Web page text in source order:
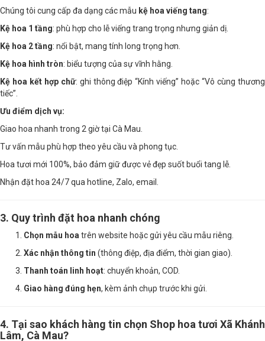
Chúng tôi cung cấp đa dạng các mẫu kệ hoa viếng tang:
Kệ hoa 1 tầng: phù hợp cho lễ viếng trang trọng nhưng giản dị.
Kệ hoa 2 tầng: nổi bật, mang tính long trọng hơn.
Kệ hoa hình tròn: biểu tượng của sự vĩnh hằng.
Kệ hoa kết hợp chữ: ghi thông điệp “Kính viếng” hoặc “Vô cùng thương
tiếc”.
Ưu điểm dịch vụ:
Giao hoa nhanh trong 2 giờ tại Cà Mau.
Tư vấn mẫu phù hợp theo yêu cầu và phong tục.
Hoa tươi mới 100%, bảo đảm giữ được vẻ đẹp suốt buổi tang lễ.
Nhận đặt hoa 24/7 qua hotline, Zalo, email.
3. Quy trình đặt hoa nhanh chóng
Chọn mẫu hoa trên website hoặc gửi yêu cầu mẫu riêng.
Xác nhận thông tin (thông điệp, địa điểm, thời gian giao).
Thanh toán linh hoạt: chuyển khoản, COD.
Giao hàng đúng hẹn, kèm ảnh chụp trước khi gửi.
4. Tại sao khách hàng tin chọn Shop hoa tươi Xã Khánh
Lâm, Cà Mau?